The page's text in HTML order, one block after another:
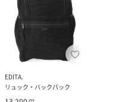
EDITA.
リュック・バックパック